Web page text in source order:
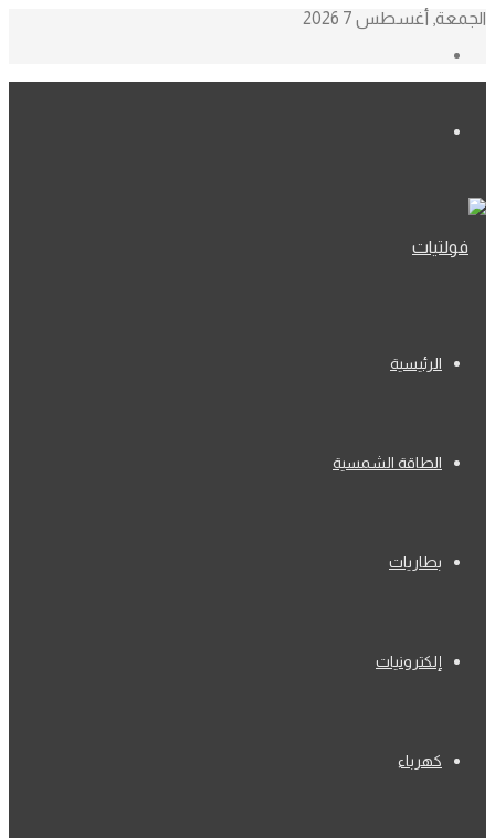
الجمعة, أغسطس 7 2026
الرئيسية
الطاقة الشمسية
بطاريات
إلكترونيات
كهرباء